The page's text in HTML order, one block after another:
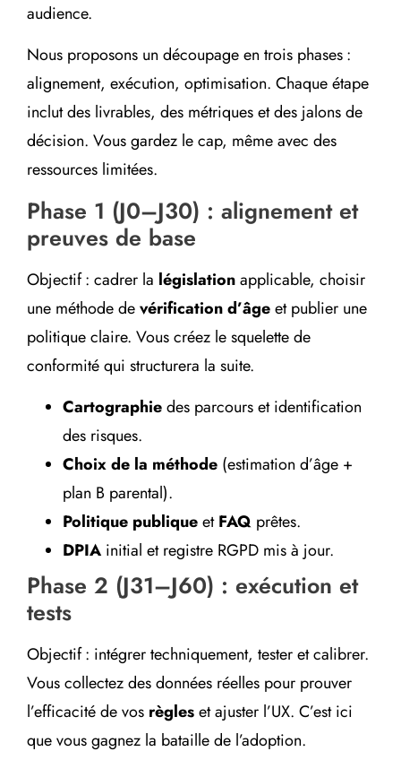
audience.
Nous proposons un découpage en trois phases :
alignement, exécution, optimisation. Chaque étape
inclut des livrables, des métriques et des jalons de
décision. Vous gardez le cap, même avec des
ressources limitées.
Phase 1 (J0–J30) : alignement et
preuves de base
Objectif : cadrer la législationapplicable, choisir
une méthode devérification d’âgeet publier une
politique claire. Vous créez le squelette de
conformité qui structurera la suite.
Cartographiedes parcours et identification
des risques.
Choix de la méthode (estimation d’âge +
plan B parental).
Politique publiqueetFAQ prêtes.
DPIA initial et registre RGPD mis à jour.
Phase 2 (J31–J60) : exécution et
tests
Objectif : intégrer techniquement, tester et calibrer.
Vous collectez des données réelles pour prouver
l’efficacité de vos règleset ajuster l’UX. C’est ici
que vous gagnez la bataille de l’adoption.